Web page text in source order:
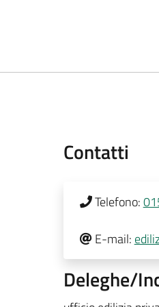
Contatti
Telefono:
E-mail:
Deleghe/